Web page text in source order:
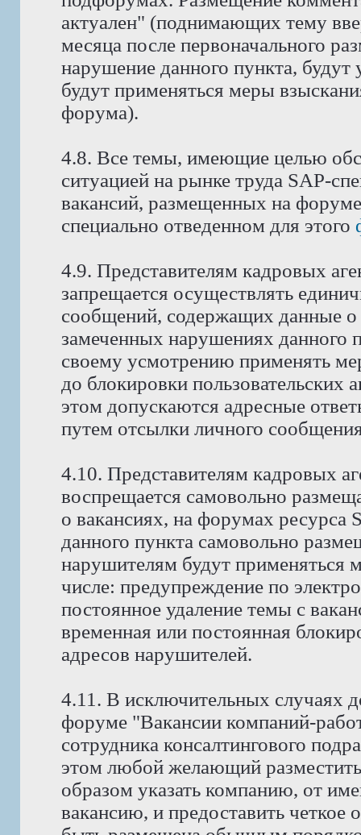
актуален" (поднимающих тему
месяца после первоначального
нарушение данного пункта, будут
будут применяться меры
форума).
4.8. Все темы, имеющие целью
ситуацией на рынке труда SAP-
вакансий, размещенных на
специально отведенном для этого
4.9. Представителям кадровых
запрещается осуществлять
сообщений, содержащих данные о
замеченных нарушениях данного
своему усмотрению применять
до блокировки
этом допускаются адресные
путем отсылки личного
4.10. Представителям кадровых
воспрещается самовольно
о вакансиях, на форумах
данного пункта самовольно
нарушителям будут применяться
числе: предупреждение по
постоянное удаление темы с
временная или постоянная
адресов нарушителей.
4.11. В исключительных случаях
форуме "Вакансии компаний-
сотрудника консалтингового
этом любой желающий
образом указать компанию, от
вакансию, и предоставить четкое